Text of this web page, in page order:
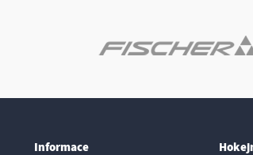
Informace